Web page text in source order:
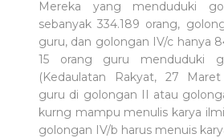
Mereka yang menduduki
sebanyak 334.189 orang,
guru, dan golongan IV/c hanya
15 orang guru menduduki
(Kedaulatan Rakyat, 27
guru di golongan II atau
kurng mampu menulis karya
golongan IV/b harus menuis